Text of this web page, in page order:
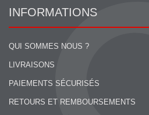
INFORMATIONS
QUI SOMMES NOUS ?
LIVRAISONS
PAIEMENTS SÉCURISÉS
RETOURS ET REMBOURSEMENTS